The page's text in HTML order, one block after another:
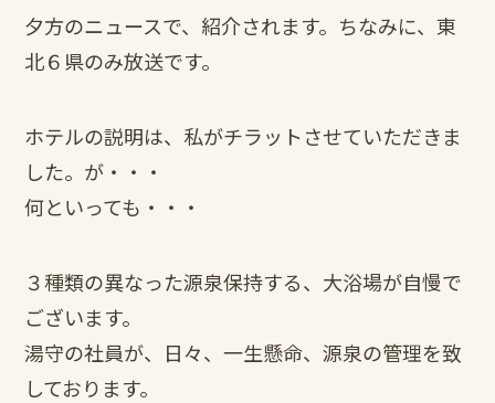
夕方のニュースで、紹介されます。ちなみに、東
北６県のみ放送です。
ホテルの説明は、私がチラットさせていただきま
した。が・・・
何といっても・・・
３種類の異なった源泉保持する、大浴場が自慢で
ございます。
湯守の社員が、日々、一生懸命、源泉の管理を致
しております。